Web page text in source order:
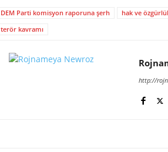
DEM Parti komisyon raporuna şerh hak ve
terör kavramı
http://